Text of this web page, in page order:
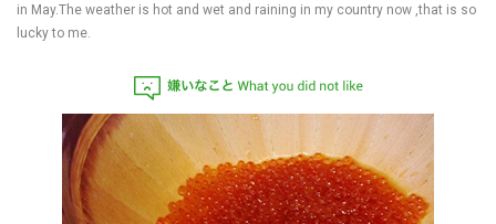
in May.The weather is hot and wet and raining in my country now ,that is so
lucky to me.
嫌いなこと